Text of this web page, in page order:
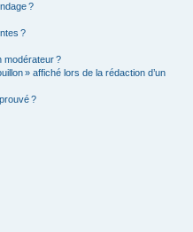
?
?
modérateur ?
» affiché lors de la rédaction d’un
?